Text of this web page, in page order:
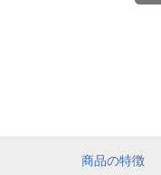
商品の特徴